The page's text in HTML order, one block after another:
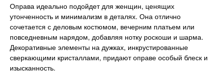
Оправа идеально подойдет для женщин, ценящих
утонченность и минимализм в деталях. Она отлично
сочетается с деловым костюмом, вечерним платьем или
повседневным нарядом, добавляя нотку роскоши и шарма.
Декоративные элементы на дужках, инкрустированные
сверкающими кристаллами, придают оправе особый блеск и
изысканность.